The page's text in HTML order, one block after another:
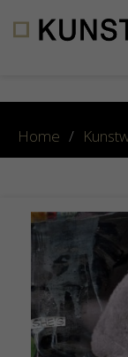
Home /